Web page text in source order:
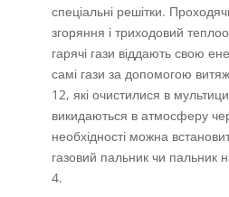
спеціальні решітки.
згоряння і триходовий
гарячі гази віддають свою
самі гази за допомогою
12, які очистилися в
викидаються в атмосферу
необхідності можна
газовий пальник чи пальник
4.